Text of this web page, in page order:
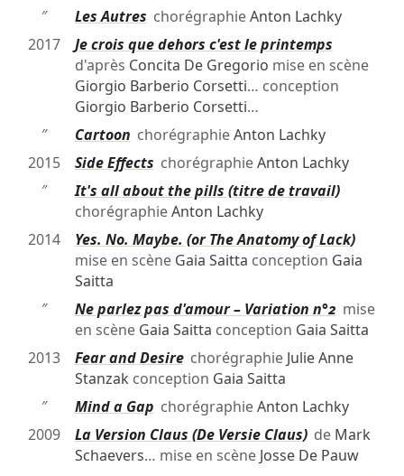
″
Les Autres chorégraphieAnton Lachky
2017
Je crois que dehors c'est le printemps
d'après Concita De Gregorio mise en scène
Giorgio Barberio Corsetti… conception
Giorgio Barberio Corsetti…
″
Cartoon chorégraphieAnton Lachky
2015
Side Effects chorégraphieAnton Lachky
″
It's all about the pills (titre de travail)
chorégraphieAnton Lachky
2014
Yes. No. Maybe. (or The Anatomy of Lack)
mise en scène Gaia Saitta conception Gaia
Saitta
″
Ne parlez pas d'amour – Variation n°2 mise
en scène Gaia Saitta conception Gaia Saitta
2013
Fear and Desirechorégraphie Julie Anne
Stanzak conception Gaia Saitta
″
Mind a Gap chorégraphieAnton Lachky
2009
La Version Claus (De Versie Claus)de Mark
Schaevers… mise en scène Josse De Pauw